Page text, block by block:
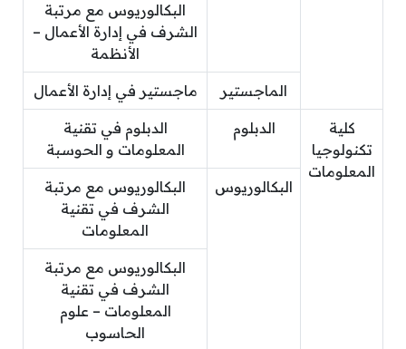
البكالوريوس مع مرتبة
الشرف في إدارة الأعمال –
الأنظمة
الماجستير ماجستير في إدارة الأعمال
كلية
تكنولوجيا
المعلومات
الدبلوم
الدبلوم في تقنية
المعلومات و الحوسبة
البكالوريوس
البكالوريوس مع مرتبة
الشرف في تقنية
المعلومات
البكالوريوس مع مرتبة
الشرف في تقنية
المعلومات – علوم
الحاسوب